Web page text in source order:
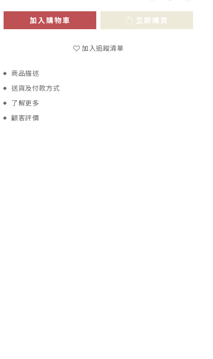
加入購物車 立即購買
加入追蹤清單
商品描述
送貨及付款方式
了解更多
顧客評價